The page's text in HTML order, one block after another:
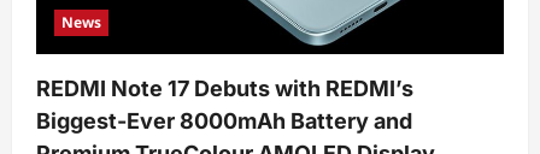
News
REDMI Note 17 Debuts with REDMI’s
Biggest-Ever 8000mAh Battery and